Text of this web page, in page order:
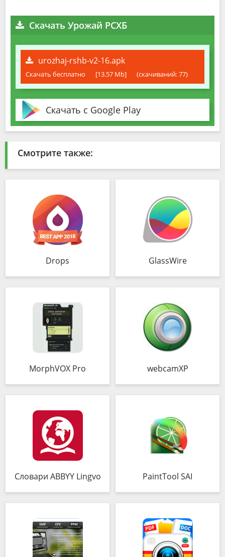
Скачать Урожай РСХБ
urozhaj-rshb-v2-16.apk
Скачать бесплатно [13.57 Mb] (cкачиваний: 77)
Скачать с Google Play
Смотрите также:
Drops GlassWire
MorphVOX Pro webcamXP
Словари ABBYY Lingvo PaintTool SAI